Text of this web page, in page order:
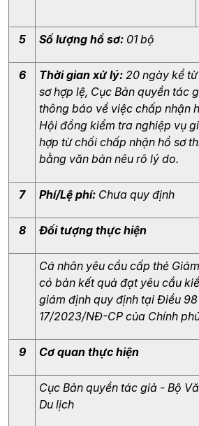
5 Số lượng hồ sơ: 01 bộ
6 Thời gian xử lý: 20 ngày kể
sơ hợp lệ, Cục Bản quyền tác
thông báo về việc chấp nhận
Hội đồng kiểm tra nghiệp vụ
hợp từ chối chấp nhận hồ sơ
bằng văn bản nêu rõ lý do.
7 Phí/Lệ phí: Chưa quy định
8 Đối tượng thực hiện
Cá nhân yêu cầu cấp thẻ
có bản kết quả đạt yêu cầu
giám định quy định tại Điều
17/2023/NĐ-CP của Chính
9 Cơ quan thực hiện
Cục Bản quyền tác giả - Bộ
Du lịch